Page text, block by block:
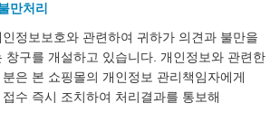
만처리
정보보호와 관련하여 귀하가 의견과 불만을
창구를 개설하고 있습니다. 개인정보와 관련한
은 본 쇼핑몰의 개인정보 관리책임자에게
수 즉시 조치하여 처리결과를 통보해